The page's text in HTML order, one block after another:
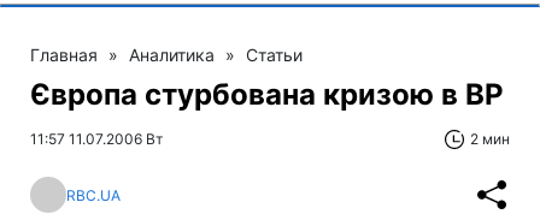
Главная » Аналитика » Статьи
Європа стурбована кризою в ВР
11:57 11.07.2006 Вт 2 мин
RBC.UA